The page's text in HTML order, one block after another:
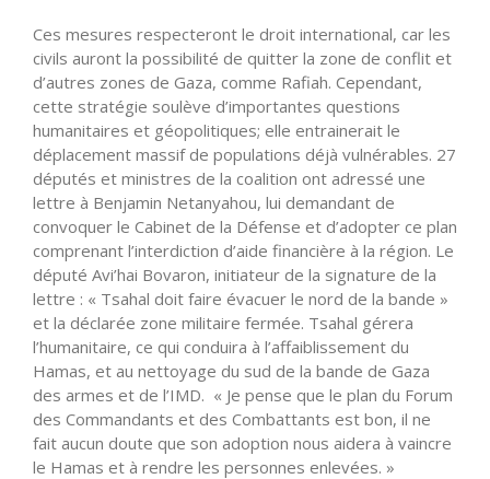
Ces mesures respecteront le droit international, car les
civils auront la possibilité de quitter la zone de conflit et
d’autres zones de Gaza, comme Rafiah. Cependant,
cette stratégie soulève d’importantes questions
humanitaires et géopolitiques; elle entrainerait le
déplacement massif de populations déjà vulnérables. 27
députés et ministres de la coalition ont adressé une
lettre à Benjamin Netanyahou, lui demandant de
convoquer le Cabinet de la Défense et d’adopter ce plan
comprenant l’interdiction d’aide financière à la région. Le
député Avi’hai Bovaron, initiateur de la signature de la
lettre : « Tsahal doit faire évacuer le nord de la bande »
et la déclarée zone militaire fermée. Tsahal gérera
l’humanitaire, ce qui conduira à l’affaiblissement du
Hamas, et au nettoyage du sud de la bande de Gaza
des armes et de l’IMD. « Je pense que le plan du Forum
des Commandants et des Combattants est bon, il ne
fait aucun doute que son adoption nous aidera à vaincre
le Hamas et à rendre les personnes enlevées. »